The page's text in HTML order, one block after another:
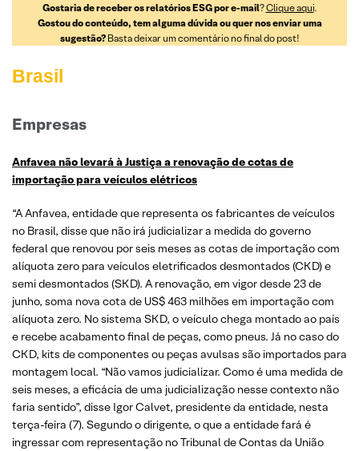
Gostaria de receber os relatórios ESG por e-mail?Clique aqui.
Gostou do conteúdo, tem alguma dúvida ou quer nos enviar uma
sugestão?Basta deixar um comentário no final do post!
Brasil
Empresas
Anfavea não levará à Justiça a renovação de cotas de
importação para veículos elétricos
“A Anfavea, entidade que representa os fabricantes de veículos
no Brasil, disse que não irá judicializar a medida do governo
federal que renovou por seis meses as cotas de importação com
alíquota zero para veículos eletrificados desmontados (CKD) e
semi desmontados (SKD). A renovação, em vigor desde 23 de
junho, soma nova cota de US$ 463 milhões em importação com
alíquota zero. No sistema SKD, o veículo chega montado ao país
e recebe acabamento final de peças, como pneus. Já no caso do
CKD, kits de componentes ou peças avulsas são importados para
montagem local. “Não vamos judicializar. Como é uma medida de
seis meses, a eficácia de uma judicialização nesse contexto não
faria sentido”, disse Igor Calvet, presidente da entidade, nesta
terça-feira (7). Segundo o dirigente, o que a entidade fará é
ingressar com representação no Tribunal de Contas da União